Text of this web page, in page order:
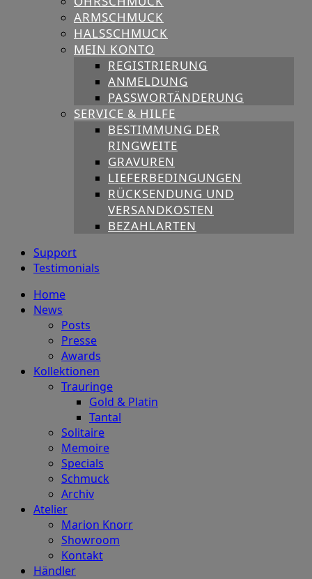
ARMSCHMUCK
HALSSCHMUCK
MEIN KONTO
REGISTRIERUNG
ANMELDUNG
PASSWORTÄNDERUNG
SERVICE & HILFE
BESTIMMUNG DER
RINGWEITE
GRAVUREN
LIEFERBEDINGUNGEN
RÜCKSENDUNG UND
VERSANDKOSTEN
BEZAHLARTEN
Support
Testimonials
Home
News
Posts
Presse
Awards
Kollektionen
Trauringe
Gold & Platin
Tantal
Solitaire
Memoire
Specials
Schmuck
Archiv
Atelier
Marion Knorr
Showroom
Kontakt
Händler